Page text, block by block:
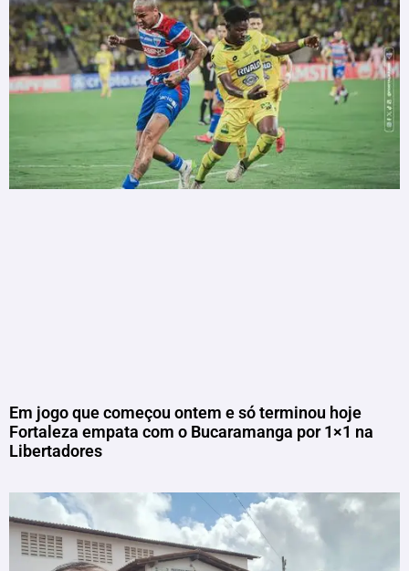
Em jogo que começou ontem e só terminou hoje
Fortaleza empata com o Bucaramanga por 1×1 na
Libertadores